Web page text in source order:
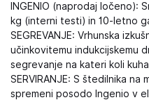
INGENIO (naprodaj ločeno):
kg (interni testi) in 10-letno
SEGREVANJE: Vrhunska
učinkovitemu indukcijskemu
segrevanje na kateri koli
SERVIRANJE: S štedilnika na
spremeni posodo Ingenio v